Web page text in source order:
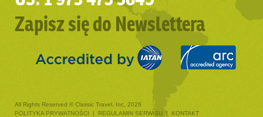
Zapisz się do Newslettera
All Rights Reserved © Classic Travel, Inc. 2026
POLITYKA PRYWATNOŚCI
| REGULAMIN SERWISU | KONTAKT